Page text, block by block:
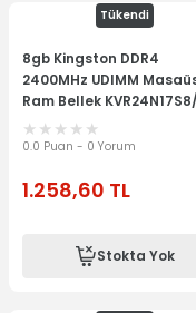
Tükendi
8gb Kingston DDR4
2400MHz UDIMM
Ram Bellek
Ram Laptop Memory
Masaüstü Bellek
0.0 Puan - 0 Yorum
1.258,60 TL
Stokta Yok